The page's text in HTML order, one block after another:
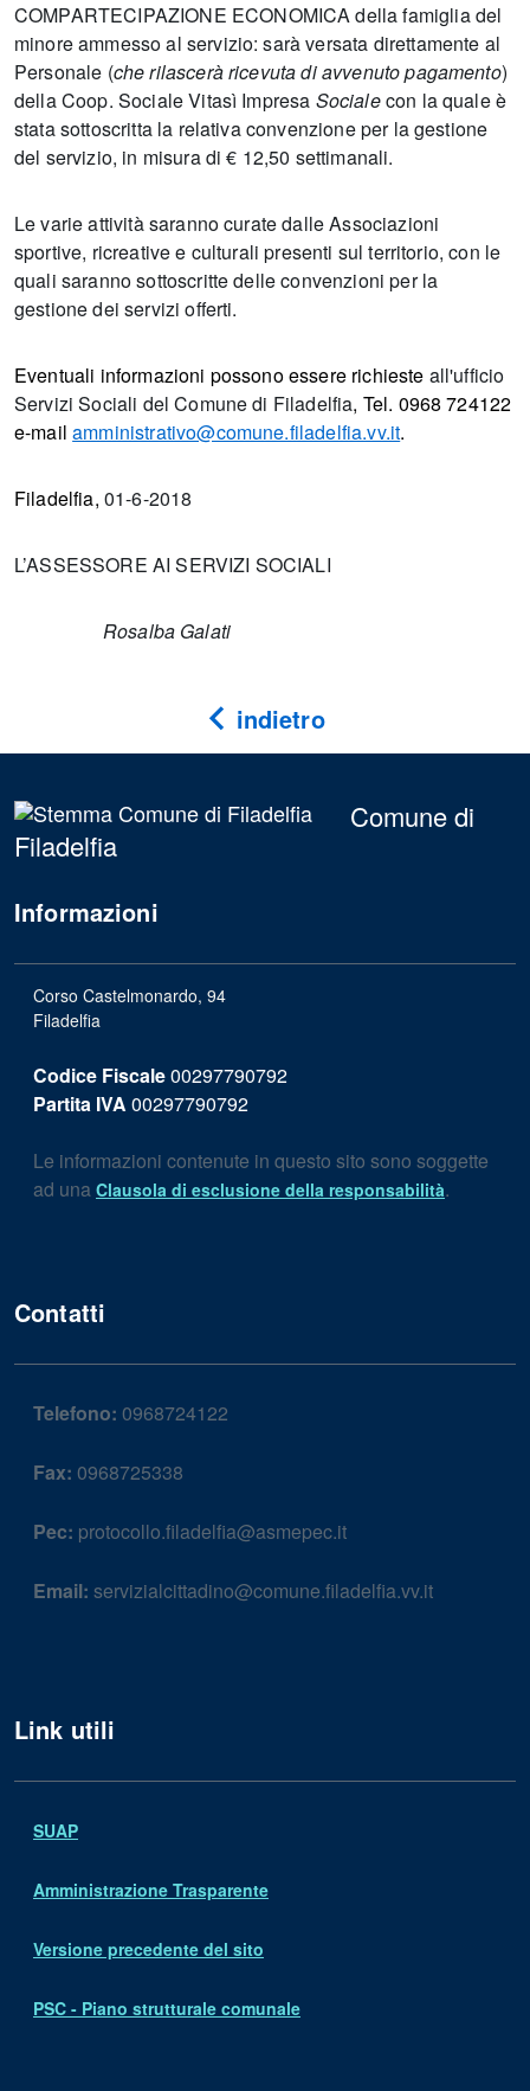
COMPARTECIPAZIONE ECONOMICA della famiglia del
minore ammesso al servizio: sarà versata direttamente al
Personale (che rilascerà ricevuta di avvenuto pagamento)
della Coop. Sociale Vitasì Impresa Socialecon la quale è
stata sottoscritta la relativa convenzione per la gestione
del servizio, in misura di € 12,50 settimanali.
Le varie attività saranno curate dalle Associazioni
sportive, ricreative e culturali presenti sul territorio, con le
quali saranno sottoscritte delle convenzioni per la
gestione dei servizi offerti.
Eventuali informazioni possono essere richieste all'ufficio
Servizi Sociali del Comune di Filadelfia, Tel. 0968 724122
e-mailamministrativo@comune.filadelfia.vv.it.
Filadelfia, 01-6-2018
L’ASSESSORE AI SERVIZI SOCIALI
Rosalba Galati
indietro
Comune di
Filadelfia
Informazioni
Corso Castelmonardo, 94
Filadelfia
Codice Fiscale00297790792
Partita IVA 00297790792
Le informazioni contenute in questo sito sono soggette
ad una Clausola di esclusione della responsabilità.
Contatti
Telefono: 0968724122
Fax: 0968725338
Pec: protocollo.filadelfia@asmepec.it
Email: servizialcittadino@comune.filadelfia.vv.it
Link utili
SUAP
Amministrazione Trasparente
Versione precedente del sito
PSC - Piano strutturale comunale